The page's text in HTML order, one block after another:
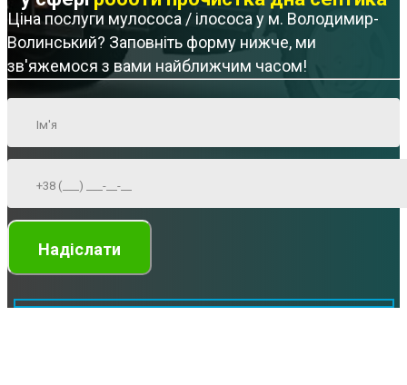
Ціна послуги мулососа / ілососа у м. Володимир-
Волинський? Заповніть форму нижче, ми
зв'яжемося з вами найближчим часом!